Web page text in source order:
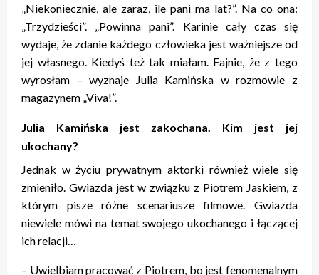
„Niekoniecznie, ale zaraz, ile pani ma lat?”. Na co ona:
„Trzydzieści”. „Powinna pani”. Karinie cały czas się
wydaje, że zdanie każdego człowieka jest ważniejsze od
jej własnego. Kiedyś też tak miałam. Fajnie, że z tego
wyrosłam – wyznaje Julia Kamińska w rozmowie z
magazynem „Viva!”.
Julia Kamińska jest zakochana. Kim jest jej
ukochany?
Jednak w życiu prywatnym aktorki również wiele się
zmieniło. Gwiazda jest w związku z Piotrem Jaskiem, z
którym pisze różne scenariusze filmowe. Gwiazda
niewiele mówi na temat swojego ukochanego i łączącej
ich relacji…
– Uwielbiam pracować z Piotrem, bo jest fenomenalnym